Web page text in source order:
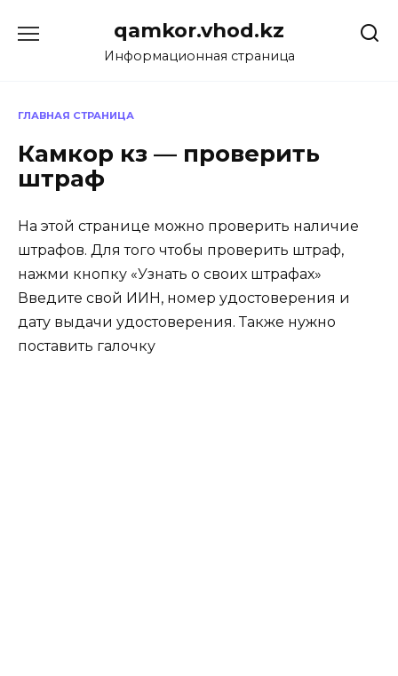
qamkor.vhod.kz
Информационная страница
ГЛАВНАЯ СТРАНИЦА
Камкор кз — проверить
штраф
На этой странице можно проверить наличие
штрафов. Для того чтобы проверить штраф,
нажми кнопку «Узнать о своих штрафах»
Введите свой ИИН, номер удостоверения и
дату выдачи удостоверения. Также нужно
поставить галочку